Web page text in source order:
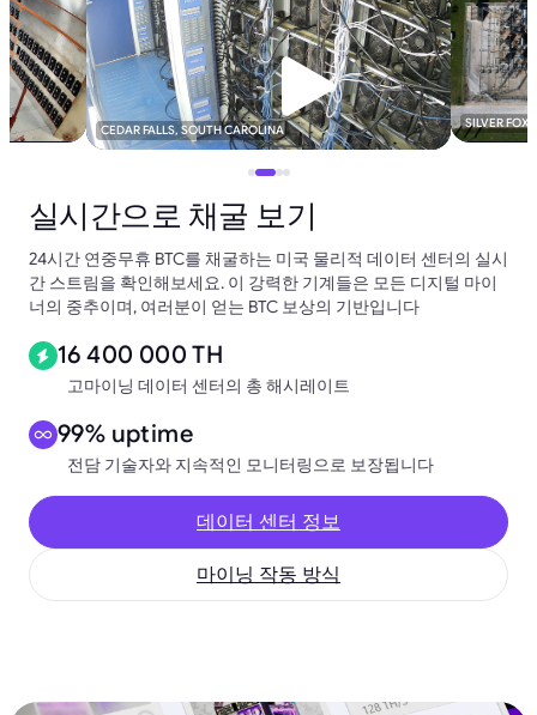
CEDAR FALLS, SOUTH CAROLINA SILVER FOX
실시간으로 채굴 보기
24시간 연중무휴 BTC를 채굴하는 미국 물리적 데이터 센터의 실시
간 스트림을 확인해보세요. 이 강력한 기계들은 모든 디지털 마이
너의 중추이며, 여러분이 얻는 BTC 보상의 기반입니다
16 400 000 TH
고마이닝 데이터 센터의 총 해시레이트
99% uptime
전담 기술자와 지속적인 모니터링으로 보장됩니다
데이터 센터 정보
마이닝 작동 방식